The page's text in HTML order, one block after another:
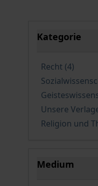
Kategorie
Recht (4)
Unsere
Religion und
Medium